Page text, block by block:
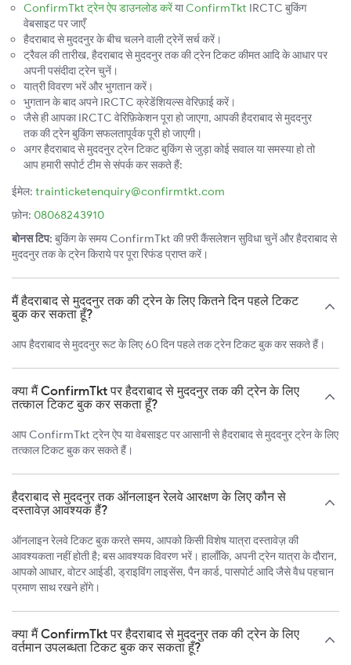
ConfirmTkt ट्रेन ऐप डाउनलोड करेंयाConfirmTkt IRCTC बुकिंग
वेबसाइट पर जाएँ
हैदराबाद से मुददनुर के बीच चलने वाली ट्रेनें सर्च करें।
ट्रैवल की तारीख, हैदराबाद से मुददनुर तक की ट्रेन टिकट कीमत आदि के आधार पर
अपनी पसंदीदा ट्रेन चुनें।
यात्री विवरण भरें और भुगतान करें।
भुगतान के बाद अपने IRCTC क्रेडेंशियल्स वेरिफ़ाई करें।
जैसे ही आपका IRCTC वेरिफ़िकेशन पूरा हो जाएगा, आपकी हैदराबाद से मुददनुर
तक की ट्रेन बुकिंग सफलतापूर्वक पूरी हो जाएगी।
अगर हैदराबाद से मुददनुर ट्रेन टिकट बुकिंग से जुड़ा कोई सवाल या समस्या हो तो
आप हमारी सपोर्ट टीम से संपर्क कर सकते हैं:
ईमेल: trainticketenquiry@confirmtkt.com
फ़ोन: 08068243910
बोनस टिप: बुकिंग के समय ConfirmTkt की फ़्री कैंसलेशन सुविधा चुनें और हैदराबाद से
मुददनुर तक के ट्रेन किराये पर पूरा रिफंड प्राप्त करें।
मैं हैदराबाद से मुददनुर तक की ट्रेन के लिए कितने दिन पहले टिकट
बुक कर सकता हूँ?
आप हैदराबाद से मुददनुर रूट के लिए 60 दिन पहले तक ट्रेन टिकट बुक कर सकते हैं।
क्या मैं ConfirmTkt पर हैदराबाद से मुददनुर तक की ट्रेन के लिए
तत्काल टिकट बुक कर सकता हूँ?
आप ConfirmTkt ट्रेन ऐप या वेबसाइट पर आसानी से हैदराबाद से मुददनुर ट्रेन के लिए
तत्काल टिकट बुक कर सकते हैं।
हैदराबाद से मुददनुर तक ऑनलाइन रेलवे आरक्षण के लिए कौन से
दस्तावेज़ आवश्यक हैं?
ऑनलाइन रेलवे टिकट बुक करते समय, आपको किसी विशेष यात्रा दस्तावेज़ की
आवश्यकता नहीं होती है; बस आवश्यक विवरण भरें। हालाँकि, अपनी ट्रेन यात्रा के दौरान,
आपको आधार, वोटर आईडी, ड्राइविंग लाइसेंस, पैन कार्ड, पासपोर्ट आदि जैसे वैध पहचान
प्रमाण साथ रखने होंगे।
क्या मैं ConfirmTkt पर हैदराबाद से मुददनुर तक की ट्रेन के लिए
वर्तमान उपलब्धता टिकट बुक कर सकता हूँ?